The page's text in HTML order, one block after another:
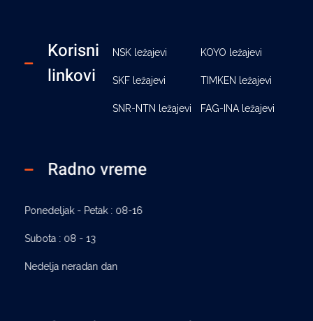
Korisni
linkovi
NSK ležajevi
SKF ležajevi
SNR-NTN ležajevi
KOYO ležajevi
TIMKEN ležajevi
FAG-INA ležajevi
Radno vreme
Ponedeljak - Petak : 08-16
Subota : 08 - 13
Nedelja neradan dan